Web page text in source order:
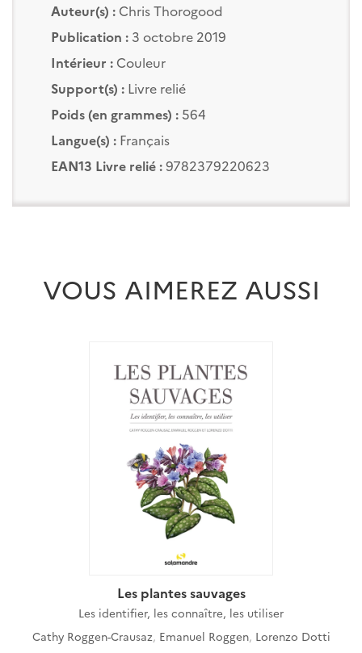
Auteur(s) : Chris Thorogood
Publication :3 octobre 2019
Intérieur :Couleur
Support(s) :Livre relié
Poids (en grammes) :564
Langue(s) :Français
EAN13 Livre relié :9782379220623
VOUS AIMEREZ AUSSI
Les plantes sauvages
Les identifier, les connaître, les utiliser
Cathy Roggen-Crausaz, Emanuel Roggen, Lorenzo Dotti